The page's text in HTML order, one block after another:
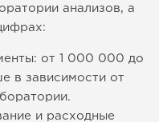
анализов, а
от 1 000 000 до
в зависимости от
и расходные